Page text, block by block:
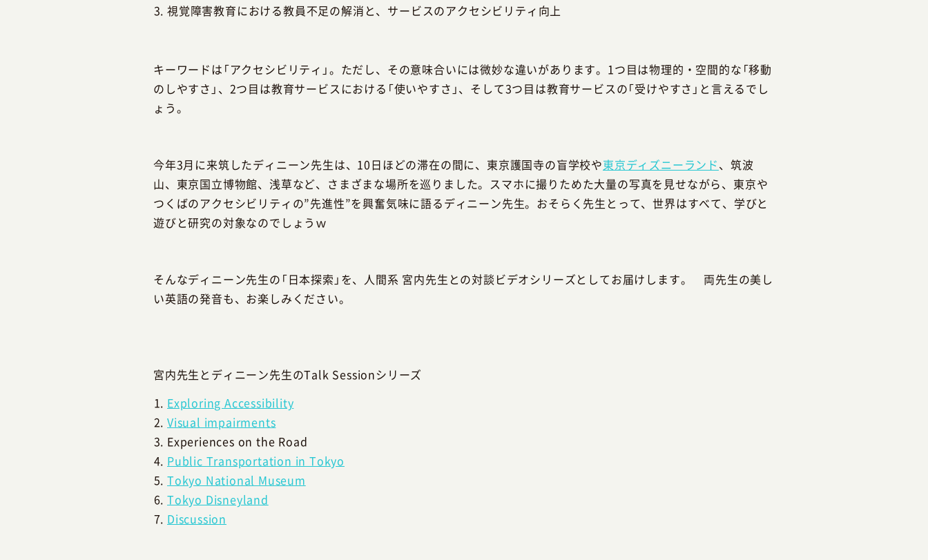
視覚障害教育における教員不足の解消と、サービスのアクセシビリティ向上
キーワードは「アクセシビリティ」。ただし、その意味合いには微妙な違いがあります。1つ目は物理的・空間的な「移動
のしやすさ」、2つ目は教育サービスにおける「使いやすさ」、そして3つ目は教育サービスの「受けやすさ」と言えるでし
ょう。
今年3月に来筑したディニーン先生は、10日ほどの滞在の間に、東京護国寺の盲学校や東京ディズニーランド、筑波
山、東京国立博物館、浅草など、さまざまな場所を巡りました。スマホに撮りためた大量の写真を見せながら、東京や
つくばのアクセシビリティの”先進性”を興奮気味に語るディニーン先生。おそらく先生とって、世界はすべて、学びと
遊びと研究の対象なのでしょうｗ
そんなディニーン先生の「日本探索」を、人間系 宮内先生との対談ビデオシリーズとしてお届けします。 両先生の美し
い英語の発音も、お楽しみください。
宮内先生とディニーン先生のTalk Sessionシリーズ
Exploring Accessibility
Visual impairments
Experiences on the Road
Public Transportation in Tokyo
Tokyo National Museum
Tokyo Disneyland
Discussion